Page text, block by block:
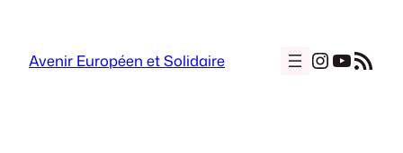
contenu
Avenir Européen et Solidaire Flux RSS